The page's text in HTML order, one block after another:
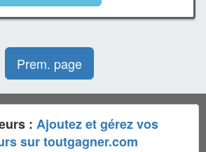
Prem. page
: Ajoutez et gérez vos
sur toutgagner.com